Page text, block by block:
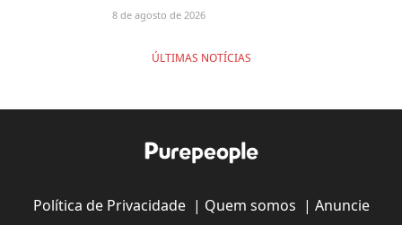
8 de agosto de 2026
ÚLTIMAS NOTÍCIAS
Política de Privacidade| Quem somos | Anuncie